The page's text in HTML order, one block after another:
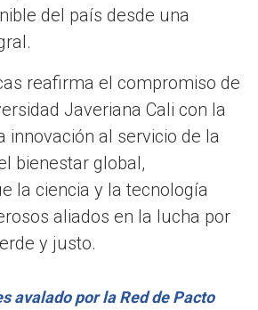
del país desde una
reafirma el compromiso de
Javeriana Cali con la
innovación al servicio de la
bienestar global,
la ciencia y la tecnología
aliados en la lucha por
y justo.
avalado por la Red de Pacto